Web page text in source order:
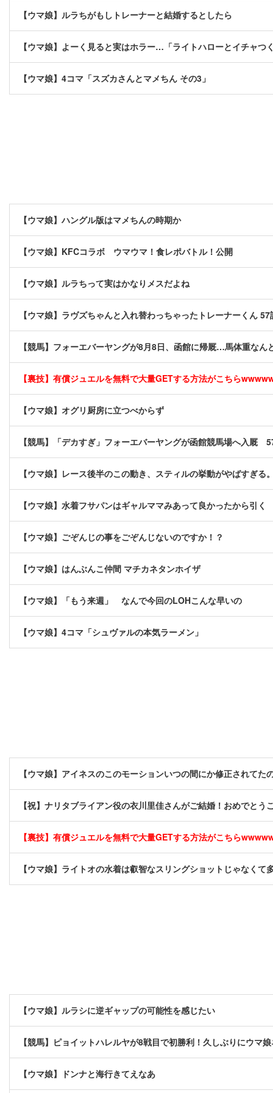
【ウマ娘】ルラちがもしトレーナーと結婚するとしたら
【ウマ娘】よーく見ると実はホラー…「ライトハローとイチャつ
【ウマ娘】4コマ「スズカさんとマメちん その3」
【ウマ娘】ハングル版はマメちんの時期か
【ウマ娘】KFCコラボ ウマウマ！食レポバトル！公開
【ウマ娘】ルラちって実はかなりメスだよね
【ウマ娘】ラヴズちゃんと入れ替わっちゃったトレーナーくん 57
【競馬】フォーエバーヤングが8月8日、函館に帰厩…馬体重な
【裏技】有償ジュエルを無料で大量GETする方法がこちら
【ウマ娘】オグリ厨房に立つべからず
【競馬】「デカすぎ」フォーエバーヤングが函館競馬場へ入厩
【ウマ娘】レース後半のこの動き、スティルの挙動がやばすぎる。
【ウマ娘】水着フサパンはギャルママみあって良かったから引く
【ウマ娘】ごぞんじの事をごぞんじないのですか！？
【ウマ娘】はんぶんこ仲間 マチカネタンホイザ
【ウマ娘】「もう来週」 なんで今回のLOHこんな早いの
【ウマ娘】4コマ「シュヴァルの本気ラーメン」
【ウマ娘】アイネスのこのモーションいつの間にか修正されてた
【祝】ナリタブライアン役の衣川里佳さんがご結婚！おめでとう
【裏技】有償ジュエルを無料で大量GETする方法がこちら
【ウマ娘】ライトオの水着は叡智なスリングショットじゃなくて
【ウマ娘】ルラシに逆ギャップの可能性を感じたい
【競馬】ピョイットハレルヤが8戦目で初勝利！久しぶりにウマ
【ウマ娘】ドンナと海行きてえなあ